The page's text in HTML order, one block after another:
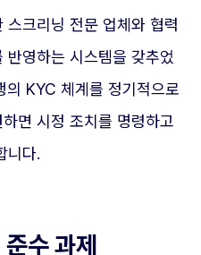
크리닝 전문 업체와 협력
영하는 시스템을 갖추었
의 KYC 체계를 정기적으로
면 시정 조치를 명령하고
니다.
수 과제